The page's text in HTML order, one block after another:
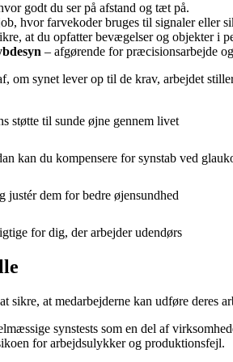
godt du ser på afstand og tæt på.
hvor farvekoder bruges til signaler eller
at du opfatter bevægelser og objekter i
– afgørende for præcisionsarbejde
om synet lever op til de krav, arbejdet
støtte til sunde øjne gennem livet
kan du kompensere for synstab ved
justér dem for bedre øjensundhed
for dig, der arbejder udendørs
sikre, at medarbejderne kan udføre deres
synstests som en del af
for arbejdsulykker og produktionsfejl.